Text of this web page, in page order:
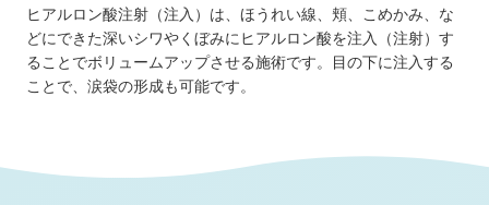
ヒアルロン酸注射（注入）は、ほうれい線、頬、こめかみ、な
どにできた深いシワやくぼみにヒアルロン酸を注入（注射）す
ることでボリュームアップさせる施術です。目の下に注入する
ことで、涙袋の形成も可能です。